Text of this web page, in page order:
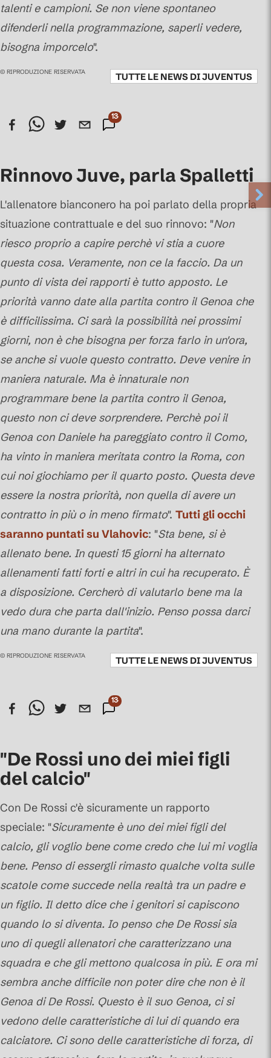
talenti e campioni. Se non viene spontaneo
difenderli nella programmazione, saperli vedere,
bisogna imporcelo".
© RIPRODUZIONE RISERVATA TUTTE LE NEWS DIJUVENTUS
134
Rinnovo Juve, parla Spalletti
L'allenatore bianconero ha poi parlato della propria
situazione contrattuale e del suo rinnovo: "Non
riesco proprio a capire perchè vi stia a cuore
questa cosa. Veramente, non ce la faccio. Da un
punto di vista dei rapporti è tutto apposto. Le
priorità vanno date alla partita contro il Genoa che
è difficilissima. Ci sarà la possibilità nei prossimi
giorni, non è che bisogna per forza farlo in un'ora,
se anche si vuole questo contratto. Deve venire in
maniera naturale. Ma è innaturale non
programmare bene la partita contro il Genoa,
questo non ci deve sorprendere. Perchè poi il
Genoa con Daniele ha pareggiato contro il Como,
ha vinto in maniera meritata contro la Roma, con
cui noi giochiamo per il quarto posto. Questa deve
essere la nostra priorità, non quella di avere un
contratto in più o in meno firmato". Tutti gli occhi
saranno puntati su Vlahovic: "Sta bene, si è
allenato bene. In questi 15 giorni ha alternato
allenamenti fatti forti e altri in cui ha recuperato. È
a disposizione. Cercherò di valutarlo bene ma la
vedo dura che parta dall'inizio. Penso possa darci
una mano durante la partita".
© RIPRODUZIONE RISERVATA TUTTE LE NEWS DIJUVENTUS
134
"De Rossi uno dei miei figli
del calcio"
Con De Rossi c'è sicuramente un rapporto
speciale: "Sicuramente è uno dei miei figli del
calcio, gli voglio bene come credo che lui mi voglia
bene. Penso di essergli rimasto qualche volta sulle
scatole come succede nella realtà tra un padre e
un figlio. Il detto dice che i genitori si capiscono
quando lo si diventa. Io penso che De Rossi sia
uno di quegli allenatori che caratterizzano una
squadra e che gli mettono qualcosa in più. E ora mi
sembra anche difficile non poter dire che non è il
Genoa di De Rossi. Questo è il suo Genoa, ci si
vedono delle caratteristiche di lui di quando era
calciatore. Ci sono delle caratteristiche di forza, di